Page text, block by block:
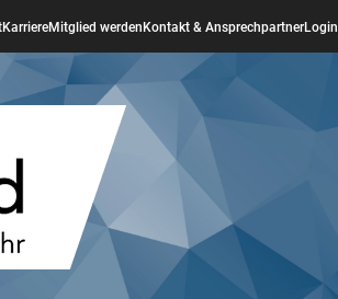
KarriereMitglied werden Kontakt & AnsprechpartnerLogin